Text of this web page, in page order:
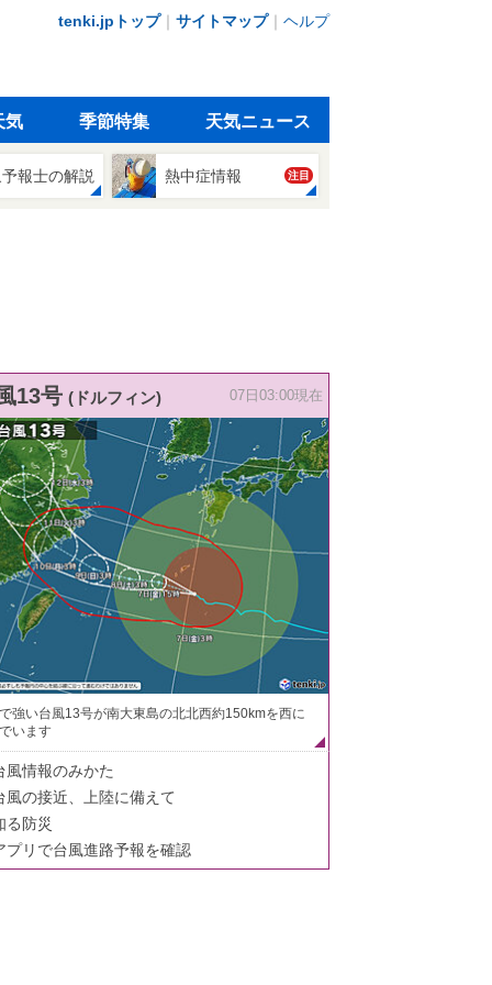
tenki.jpトップ｜ サイトマップ｜ ヘルプ
気 季節特集 天気ニュース
報士の解説 熱中症情報 注目
13号 (ドルフィン) 07日03:00現在
強い台風13号が南大東島の北北西約150kmを西に
います
風情報のみかた
風の接近、上陸に備えて
る防災
プリで台風進路予報を確認